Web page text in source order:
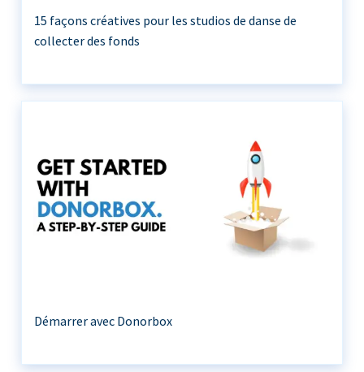
15 façons créatives pour les studios de danse de
collecter des fonds
Démarrer avec Donorbox